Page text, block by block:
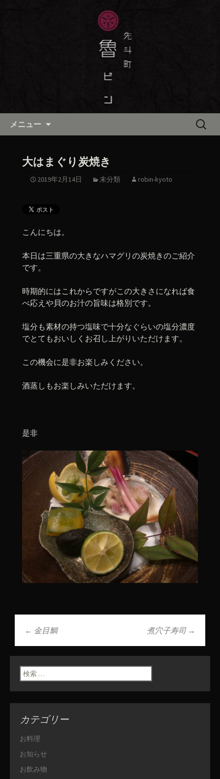
京都・先斗町の京料理・和食
「魯ビン（ろびん）」の公式ブ
京都・先斗町の京町家で美味しい季節
の京料理・和食が自慢の「魯ビン（ろ
びん）」がお店からのお知らせや、お
料理について最新情報をおとどけしま
メニュー
検
大はまぐり炭焼き
2019年2月14日 未分類 robin-kyoto
こんにちは。
本日は三重県の大きなハマグリの炭焼きのご紹介
です。
時期的にはこれからですがこの大きさになれば食
べ応えや貝のお汁の旨味は格別です。
塩分も素材の持つ塩味で十分なぐらいの塩分濃度
でとてもおいしくお召し上がりいただけます。
この機会に是非お楽しみください。
酒蒸しもお楽しみいただけます。
是非
投稿ナビゲーショ
ン
← 金目鯛 煮穴子寿司 →
検索:
カテゴリー
お料理
お知らせ
お飲み物